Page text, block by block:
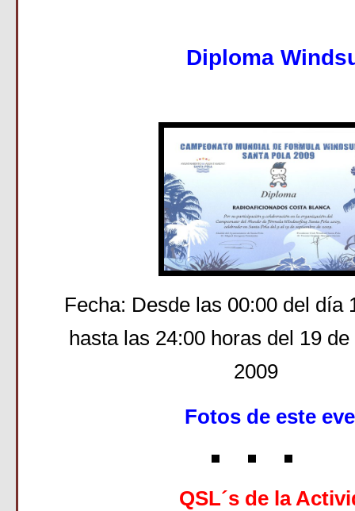
Diploma
Fecha: Desde las 00:00 del día
hasta las 24:00 horas del 19
2009
Fotos de este
QSL´s de la